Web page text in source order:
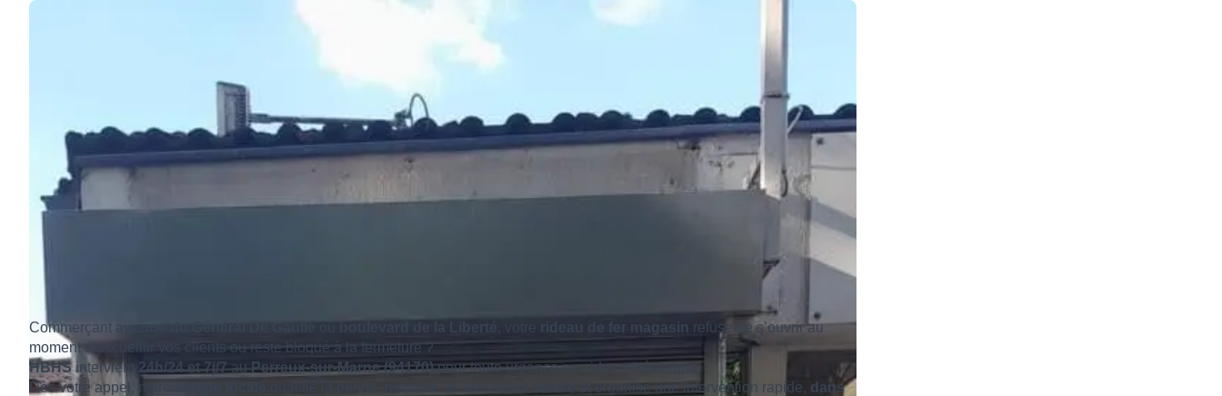
Commerçant avenue du Général De Gaulle boulevard de la Liberté , votre rideau de fer magasin refuse de s’ouvrir au
moment d’accueillir vos clients ou reste bloqué à la fermeture ?
HBHSintervient 24h/24 et 7j/7auPerreux-sur-Marne (94170)pour toute urgence sur rideau métallique.
Dès votre appel, notre
qualifie la panne, mobilise un technicien certifié et organise une intervention rapide, dans